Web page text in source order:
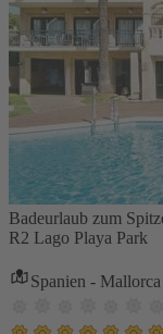
Badeurlaub zum
R2 Lago Playa Park
Spanien -